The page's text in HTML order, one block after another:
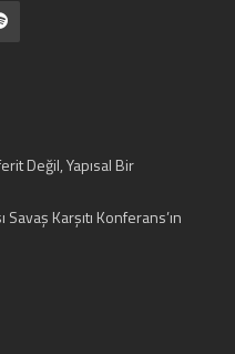
Değil, Yapısal Bir
Karşıtı Konferans’ın